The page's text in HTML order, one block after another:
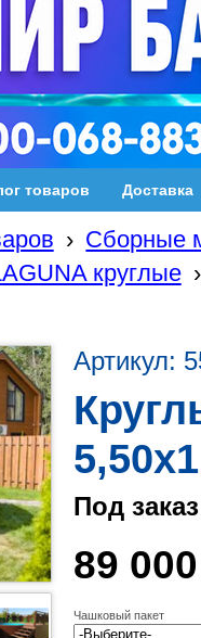
товаров Доставка
› Сборные
круглые ›
Артикул:
Под заказ
89 000
Чашковый пакет